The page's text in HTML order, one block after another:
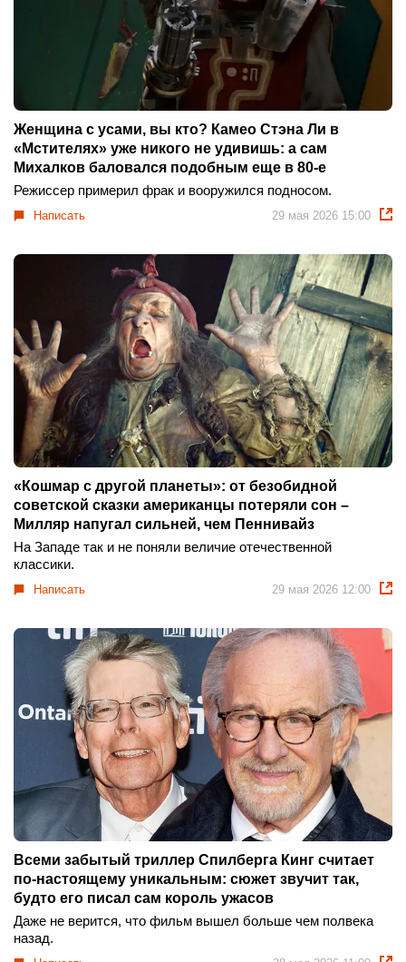
Женщина с усами, вы кто? Камео Стэна Ли в
«Мстителях» уже никого не удивишь: а сам
Михалков баловался подобным еще в 80-е
Режиссер примерил фрак и вооружился подносом.
Написать 29 мая 2026 15:00
«Кошмар с другой планеты»: от безобидной
советской сказки американцы потеряли сон –
Милляр напугал сильней, чем Пеннивайз
На Западе так и не поняли величие отечественной
классики.
Написать 29 мая 2026 12:00
Всеми забытый триллер Спилберга Кинг считает
по-настоящему уникальным: сюжет звучит так,
будто его писал сам король ужасов
Даже не верится, что фильм вышел больше чем полвека
назад.